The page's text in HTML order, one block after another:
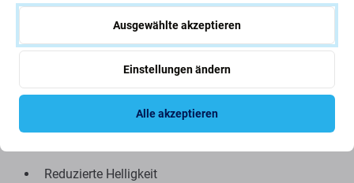
Aftermarket-TFT-Display
Unterstützt Allways on display
Geringerer Batterieverbrauch im Vergleich zu TFT-
Displays auf dem Nachrüstmarkt
Niedriger Preis
Nachteile:
Reduzierte Helligkeit
Ausgewählte akzeptieren
Einstellungen ändern
Alle akzeptieren